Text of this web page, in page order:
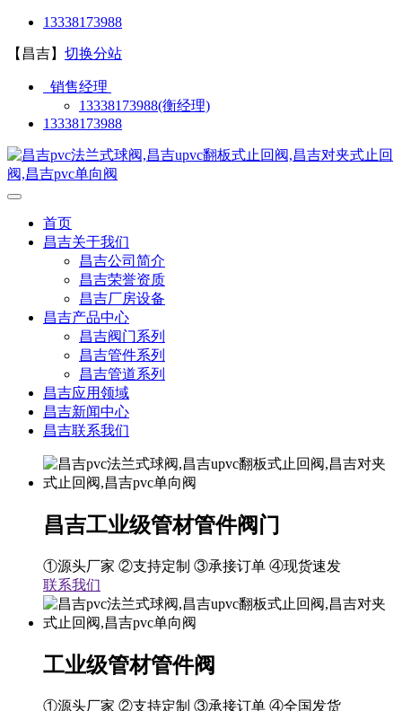
13338173988
【昌吉】 切换分站
销售经理
13338173988(衡经理)
13338173988
首页
昌吉关于我们
昌吉公司简介
昌吉荣誉资质
昌吉厂房设备
昌吉产品中心
昌吉阀门系列
昌吉管件系列
昌吉管道系列
昌吉应用领域
昌吉新闻中心
昌吉联系我们
昌吉工业级管材管件阀门
①源头厂家 ②支持定制 ③承接订单 ④现货速发
联系我们
工业级管材管件阀
①源头厂家 ②支持定制 ③承接订单 ④全国发货